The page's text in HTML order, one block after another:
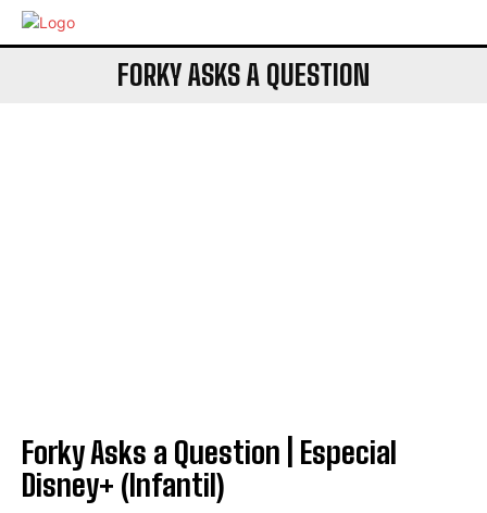
FORKY ASKS A QUESTION
Forky Asks a Question | Especial
Disney+ (Infantil)